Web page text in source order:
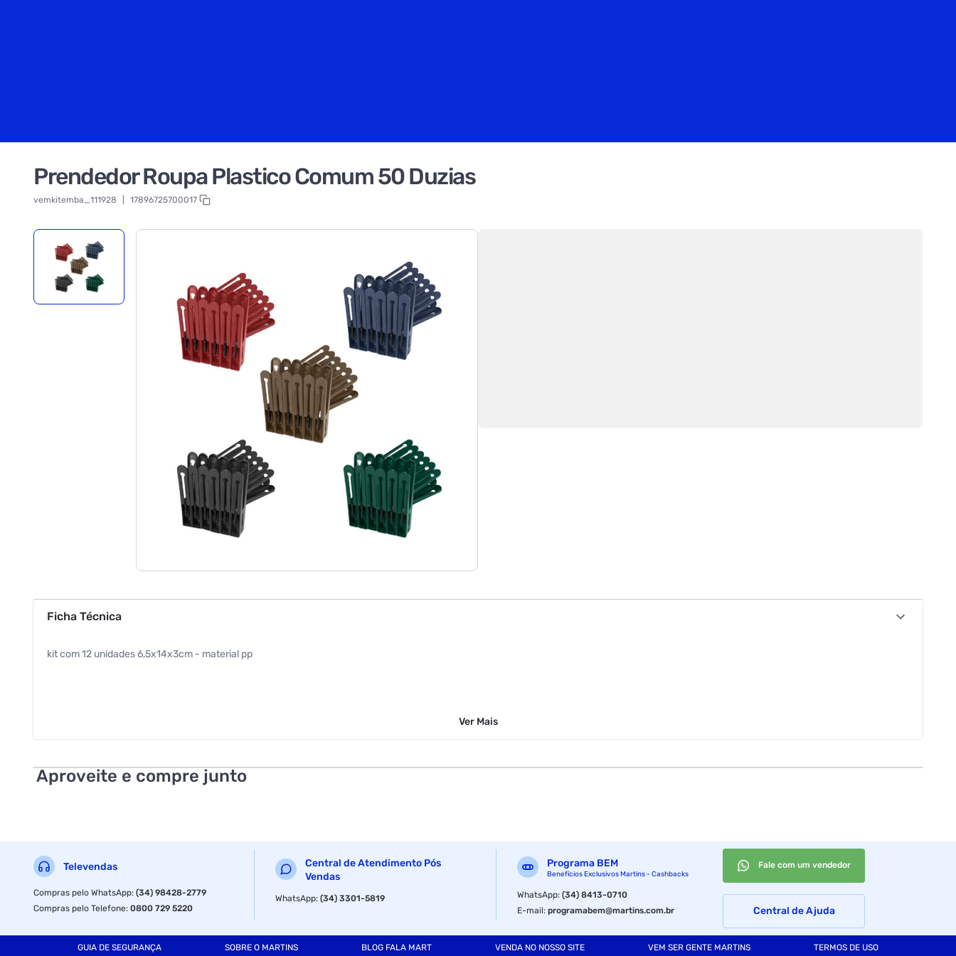
Prendedor Roupa Plastico Comum 50 Duzias
vemkitemba_111928 17896725700017
Ficha Técnica
kit com 12 unidades 6,5x14x3cm - material pp
Ver Mais
Aproveite e compre junto
Televendas
Compras pelo WhatsApp:(34) 98428-2779
Compras pelo Telefone:0800 729 5220
Central de Atendimento Pós
Vendas
WhatsApp:(34) 3301-5819
Programa BEM
Benefícios Exclusivos Martins - Cashbacks
WhatsApp:(34) 8413-0710
E-mail:programabem@martins.com.br
Fale com um vendedor
Central de Ajuda
GUIA DE SEGURANÇA SOBRE O MARTINS BLOG FALA MART VENDA NO NOSSO SITE VEM SER GENTE MARTINS TERMOS DE USO